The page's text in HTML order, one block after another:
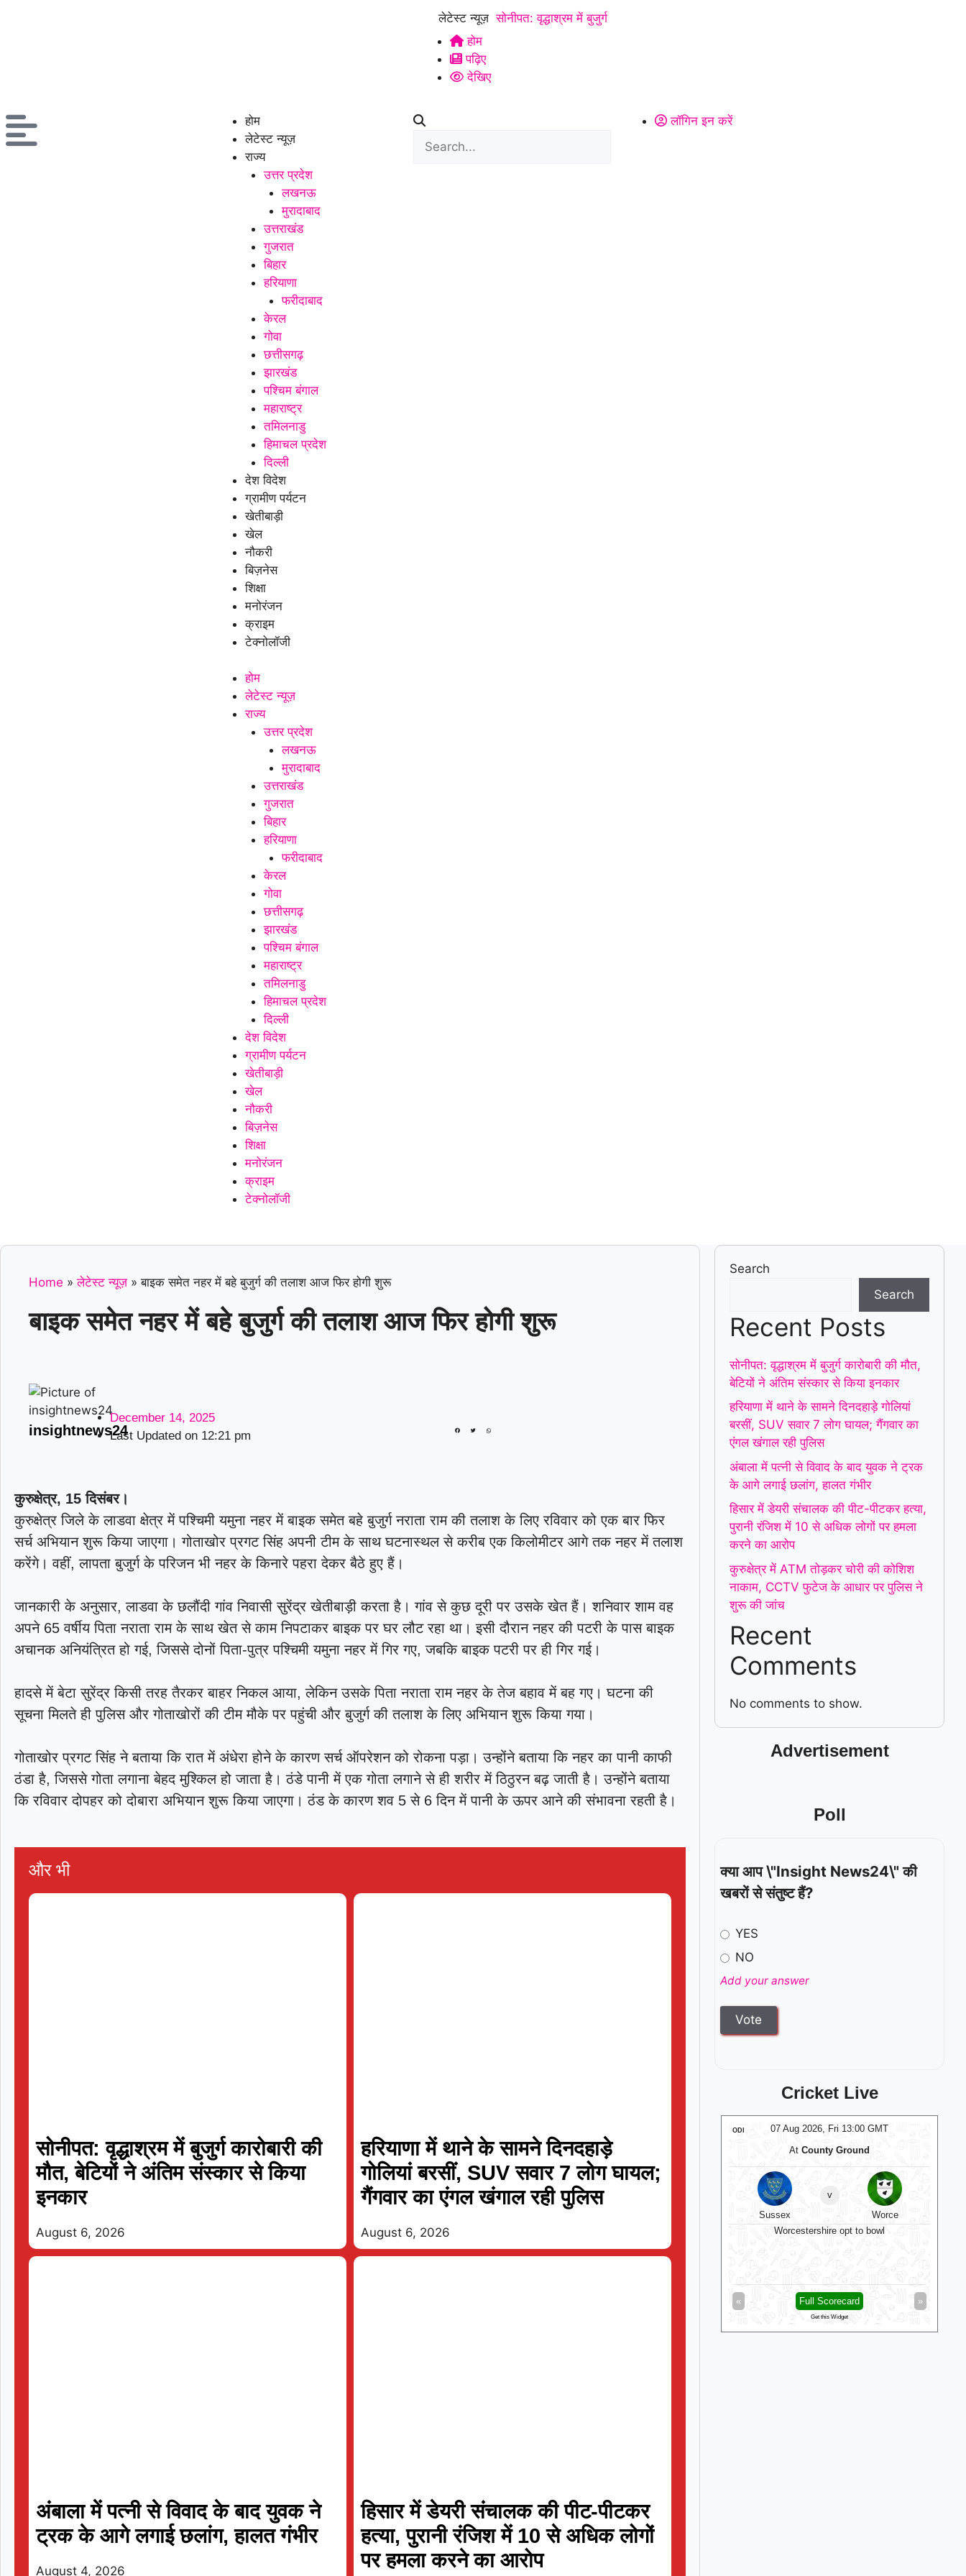
लेटेस्ट न्यूज़ सोनीपत: वृद्धाश्रम में बुजुर्ग
होम
पढ़िए
देखिए
होम
लेटेस्ट न्यूज़
राज्य
उत्तर प्रदेश
लखनऊ
मुरादाबाद
उत्तराखंड
गुजरात
बिहार
हरियाणा
फरीदाबाद
केरल
गोवा
छत्तीसगढ़
झारखंड
पश्चिम बंगाल
महाराष्ट्र
तमिलनाडु
हिमाचल प्रदेश
दिल्ली
देश विदेश
ग्रामीण पर्यटन
खेतीबाड़ी
खेल
नौकरी
बिज़नेस
शिक्षा
मनोरंजन
क्राइम
टेक्नोलॉजी
होम
लेटेस्ट न्यूज़
राज्य
उत्तर प्रदेश
लखनऊ
मुरादाबाद
उत्तराखंड
गुजरात
बिहार
हरियाणा
फरीदाबाद
केरल
गोवा
छत्तीसगढ़
झारखंड
पश्चिम बंगाल
महाराष्ट्र
तमिलनाडु
हिमाचल प्रदेश
दिल्ली
देश विदेश
ग्रामीण पर्यटन
खेतीबाड़ी
खेल
नौकरी
बिज़नेस
शिक्षा
मनोरंजन
क्राइम
टेक्नोलॉजी
लॉगिन इन करें
Home » लेटेस्ट न्यूज़ » बाइक समेत नहर में बहे बुजुर्ग की तलाश आज फिर होगी शुरू
बाइक समेत नहर में बहे बुजुर्ग की तलाश आज फिर होगी शुरू
insightnews24
December 14, 2025
Last Updated on 12:21 pm
कुरुक्षेत्र, 15 दिसंबर।
कुरुक्षेत्र जिले के लाडवा क्षेत्र में पश्चिमी यमुना नहर में बाइक समेत बहे बुजुर्ग नराता राम की तलाश के लिए रविवार को एक बार फिर
सर्च अभियान शुरू किया जाएगा। गोताखोर प्रगट सिंह अपनी टीम के साथ घटनास्थल से करीब एक किलोमीटर आगे तक नहर में तलाश
करेंगे। वहीं, लापता बुजुर्ग के परिजन भी नहर के किनारे पहरा देकर बैठे हुए हैं।
जानकारी के अनुसार, लाडवा के छलौंदी गांव निवासी सुरेंद्र खेतीबाड़ी करता है। गांव से कुछ दूरी पर उसके खेत हैं। शनिवार शाम वह
अपने 65 वर्षीय पिता नराता राम के साथ खेत से काम निपटाकर बाइक पर घर लौट रहा था। इसी दौरान नहर की पटरी के पास बाइक
अचानक अनियंत्रित हो गई, जिससे दोनों पिता-पुत्र पश्चिमी यमुना नहर में गिर गए, जबकि बाइक पटरी पर ही गिर गई।
हादसे में बेटा सुरेंद्र किसी तरह तैरकर बाहर निकल आया, लेकिन उसके पिता नराता राम नहर के तेज बहाव में बह गए। घटना की
सूचना मिलते ही पुलिस और गोताखोरों की टीम मौके पर पहुंची और बुजुर्ग की तलाश के लिए अभियान शुरू किया गया।
गोताखोर प्रगट सिंह ने बताया कि रात में अंधेरा होने के कारण सर्च ऑपरेशन को रोकना पड़ा। उन्होंने बताया कि नहर का पानी काफी
ठंडा है, जिससे गोता लगाना बेहद मुश्किल हो जाता है। ठंडे पानी में एक गोता लगाने से ही शरीर में ठिठुरन बढ़ जाती है। उन्होंने बताया
कि रविवार दोपहर को दोबारा अभियान शुरू किया जाएगा। ठंड के कारण शव 5 से 6 दिन में पानी के ऊपर आने की संभावना रहती है।
और भी
सोनीपत: वृद्धाश्रम में बुजुर्ग कारोबारी की
मौत, बेटियों ने अंतिम संस्कार से किया
इनकार
August 6, 2026
हरियाणा में थाने के सामने दिनदहाड़े
गोलियां बरसीं, SUV सवार 7 लोग घायल;
गैंगवार का एंगल खंगाल रही पुलिस
August 6, 2026
अंबाला में पत्नी से विवाद के बाद युवक ने
ट्रक के आगे लगाई छलांग, हालत गंभीर
August 4, 2026
हिसार में डेयरी संचालक की पीट-पीटकर
हत्या, पुरानी रंजिश में 10 से अधिक लोगों
पर हमला करने का आरोप
Search
Search
Recent Posts
सोनीपत: वृद्धाश्रम में बुजुर्ग कारोबारी की मौत,
बेटियों ने अंतिम संस्कार से किया इनकार
हरियाणा में थाने के सामने दिनदहाड़े गोलियां
बरसीं, SUV सवार 7 लोग घायल; गैंगवार का
एंगल खंगाल रही पुलिस
अंबाला में पत्नी से विवाद के बाद युवक ने ट्रक
के आगे लगाई छलांग, हालत गंभीर
हिसार में डेयरी संचालक की पीट-पीटकर हत्या,
पुरानी रंजिश में 10 से अधिक लोगों पर हमला
करने का आरोप
कुरुक्षेत्र में ATM तोड़कर चोरी की कोशिश
नाकाम, CCTV फुटेज के आधार पर पुलिस ने
शुरू की जांच
Recent
Comments
No comments to show.
Advertisement
Poll
क्या आप \"Insight News24\" की
खबरों से संतुष्ट हैं?
YES
NO
Add your answer
Cricket Live
AtEdgbaston
Birmingham Phoenix Women
v
Match starts at Aug 07, 14:00 GMT
AtGrace Road
07 Aug 2026, Fri 13:00 GMT
ODI
AtCounty Ground
Sussex
v
Worce
Worcestershire opt to bowl
« »
Full Scorecard
Get this Widget